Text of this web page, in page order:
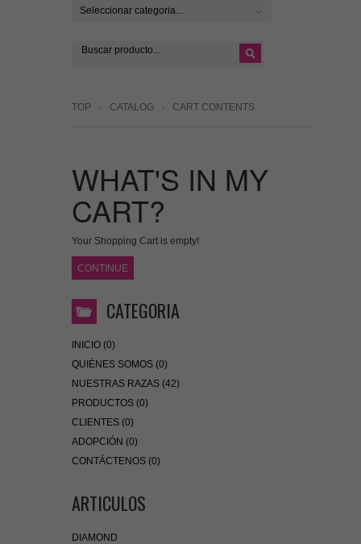
Seleccionar categoria...
TOP CATALOG CART CONTENTS
WHAT'S IN MY
CART?
Your Shopping Cart is empty!
CONTINUE
CATEGORIA
INICIO (0)
QUIÉNES SOMOS (0)
NUESTRAS RAZAS (42)
PRODUCTOS (0)
CLIENTES (0)
ADOPCIÓN (0)
CONTÁCTENOS (0)
ARTICULOS
DIAMOND